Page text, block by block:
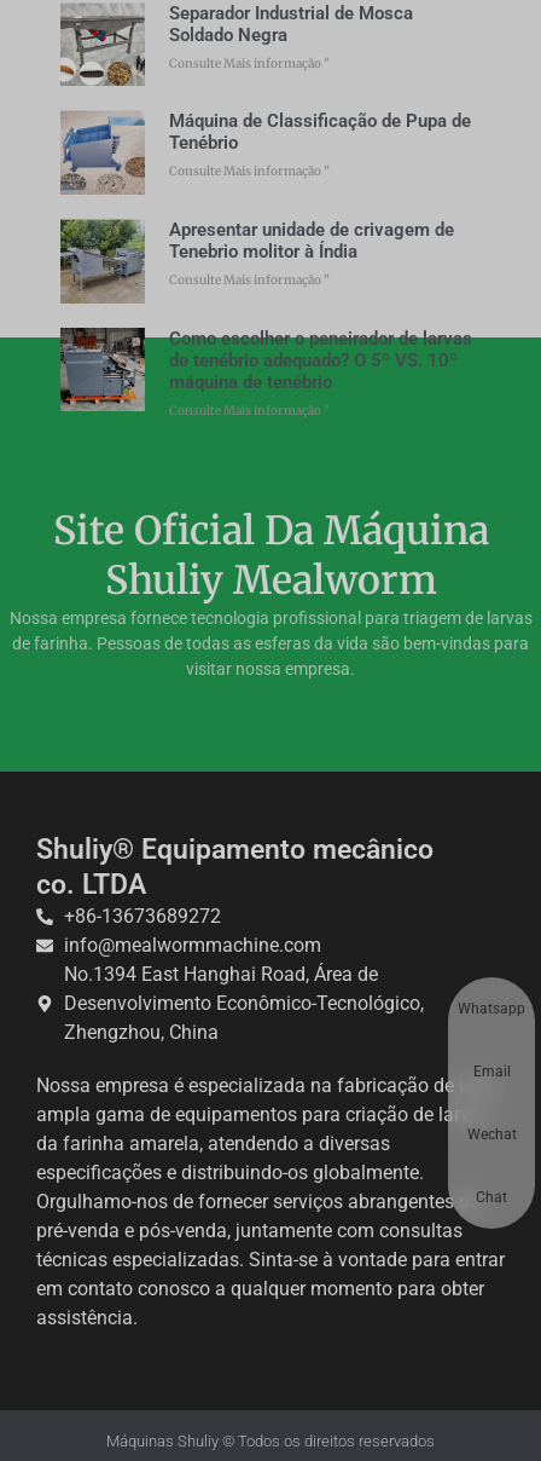
Separador Industrial de Mosca
Soldado Negra
Consulte Mais informação "
Máquina de Classificação de Pupa de
Tenébrio
Consulte Mais informação "
Apresentar unidade de crivagem de
Tenebrio molitor à Índia
Consulte Mais informação "
Como escolher o peneirador de larvas
de tenébrio adequado? O 5º VS. 10º
máquina de tenébrio
Consulte Mais informação "
Site Oficial Da Máquina
Shuliy Mealworm
Nossa empresa fornece tecnologia profissional para triagem de larvas
de farinha. Pessoas de todas as esferas da vida são bem-vindas para
visitar nossa empresa.
Shuliy® Equipamento mecânico
co. LTDA
+86-13673689272
info@mealwormmachine.com
No.1394 East Hanghai Road, Área de
Desenvolvimento Econômico-Tecnológico,
Zhengzhou, China
Nossa empresa é especializada na fabricação de uma
ampla gama de equipamentos para criação de larvas
da farinha amarela, atendendo a diversas
especificações e distribuindo-os globalmente.
Orgulhamo-nos de fornecer serviços abrangentes de
pré-venda e pós-venda, juntamente com consultas
técnicas especializadas. Sinta-se à vontade para entrar
em contato conosco a qualquer momento para obter
assistência.
Máquinas Shuliy © Todos os direitos reservados
Whatsapp
Email
Wechat
Chat